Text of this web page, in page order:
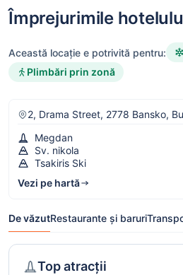
Împrejurimile
Această locație e potrivită pentru:
Plimbări prin zonă
2, Drama Street, 2778 Bansko,
Megdan
Sv. nikola
Tsakiris Ski
Vezi pe hartă
De văzutRestaurante și baruri
Top atracții